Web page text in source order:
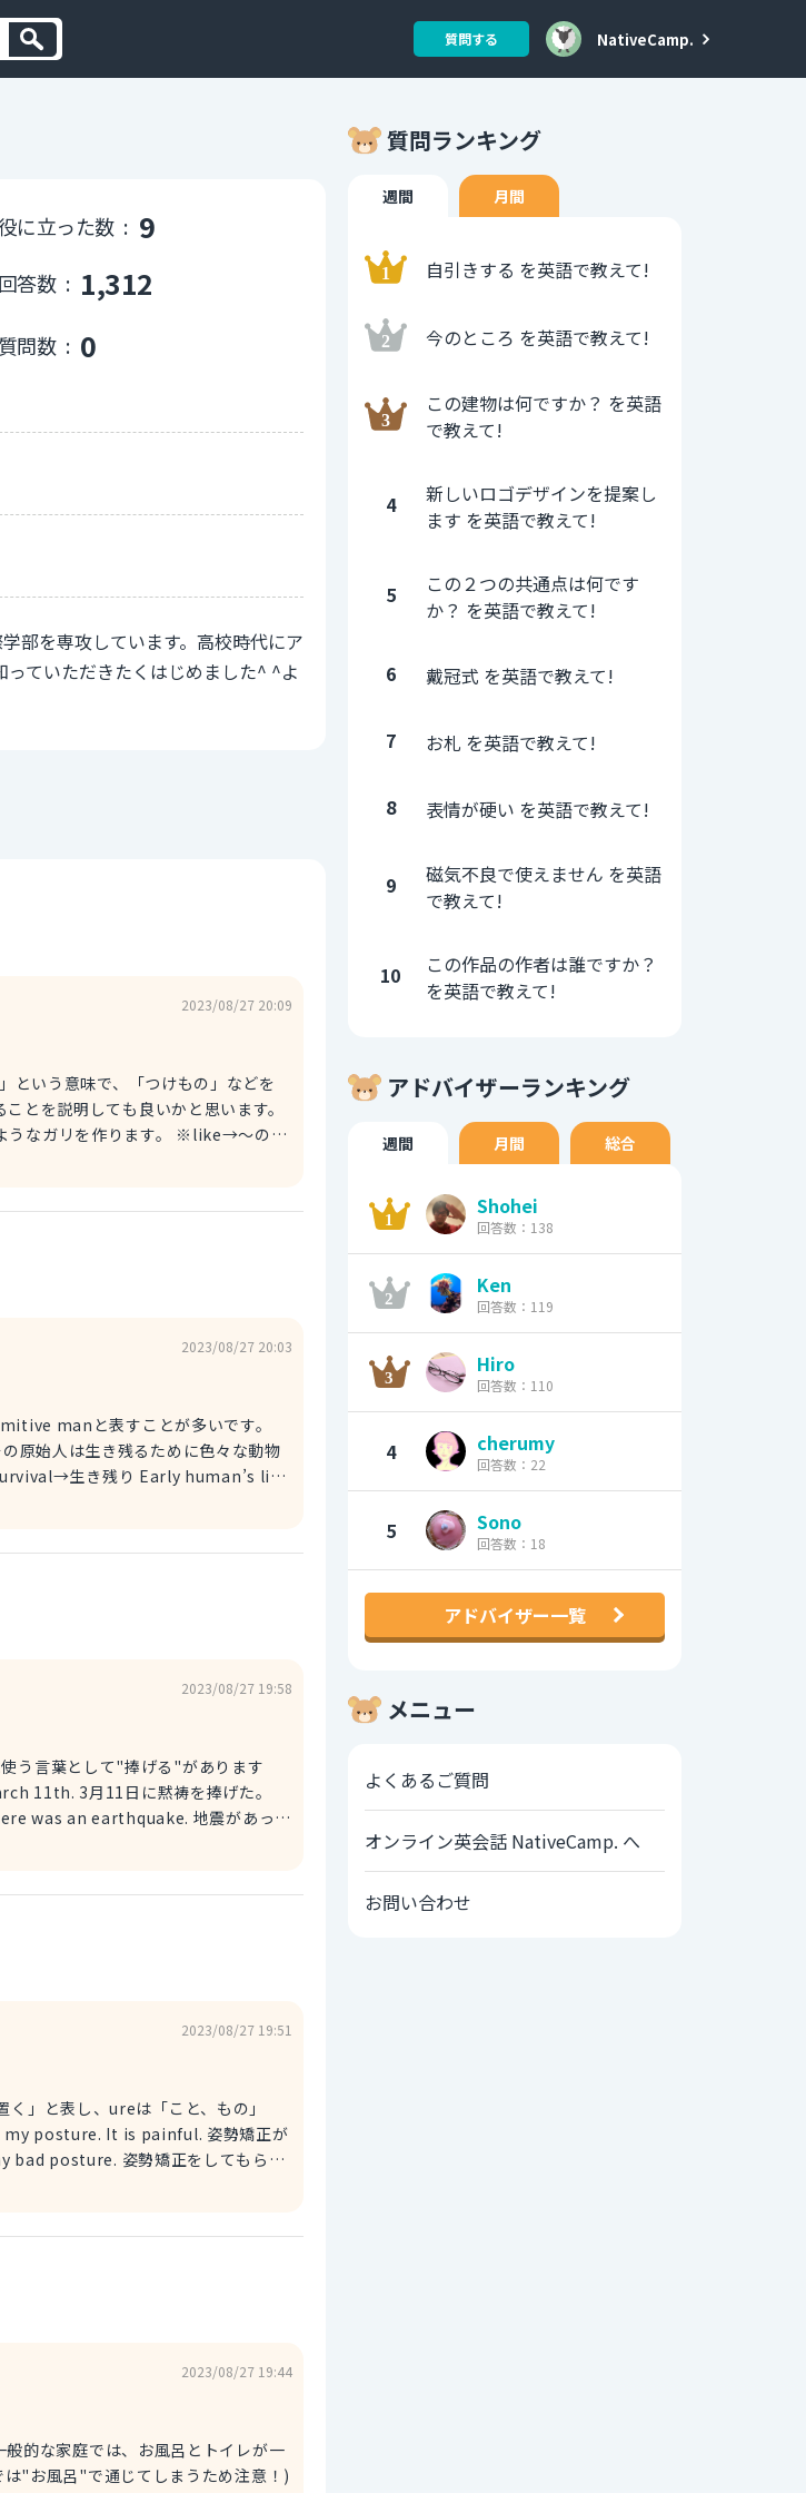
質問する NativeCamp.
に立った数 : 9
回答数 : 1,312
質問数 : 0
部を専攻しています。高校時代にア
ていただきたくはじめました^ ^よ
2023/08/27 20:09
いう意味で、「つけもの」などを
を説明しても良いかと思います。
なガリを作ります。 ※like→〜のよ
2023/08/27 20:03
manと表すことが多いです。
始人は生き残るために色々な動物
Early human’s life
より短かった。 ※modern
2023/08/27 19:58
う言葉として"捧げる"があります
2023/08/27 19:51
」と表し、ureは「こと、もの」
doctor to
2023/08/27 19:44
的な家庭では、お風呂とトイレが一
"お風呂"で通じてしまうため注意！)
質問ランキング
週間 月間
自引きする を英語で教えて!
今のところ を英語で教えて!
この建物は何ですか？ を英語
で教えて!
4
新しいロゴデザインを提案し
ます を英語で教えて!
5
この２つの共通点は何です
か？ を英語で教えて!
6 戴冠式 を英語で教えて!
7 お札 を英語で教えて!
8 表情が硬い を英語で教えて!
9
磁気不良で使えません を英語
で教えて!
10
この作品の作者は誰ですか？
を英語で教えて!
アドバイザーランキング
週間 月間 総合
Shohei
回答数：138
Ken
回答数：119
Hiro
回答数：110
4 cherumy
回答数：22
5 Sono
回答数：18
アドバイザー一覧
メニュー
よくあるご質問
オンライン英会話 NativeCamp. へ
お問い合わせ